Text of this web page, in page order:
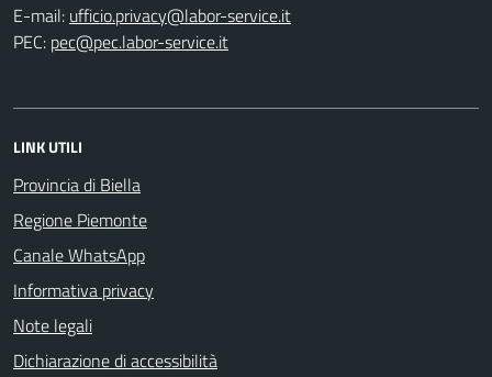
E-mail:
PEC:
LINK UTILI
Provincia di Biella
Regione Piemonte
Canale WhatsApp
Informativa privacy
Note legali
Dichiarazione di accessibilità